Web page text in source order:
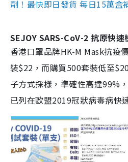
劑！最快即日發貨 每日15萬盒
SEJOY SARS-CoV-2 抗原快速
香港口罩品牌HK-M Mask抗疫
裝$22，而購買500套裝低至
子方式採樣，準確性高達99%
已列在歐盟2019冠狀病毒病快